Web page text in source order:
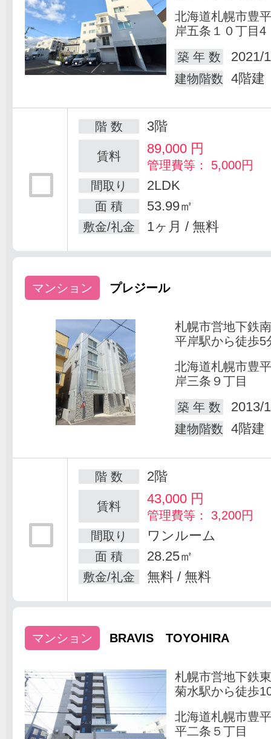
北海道札幌市豊
岸五条１０丁目4
築 年 数
2021/
建物階数 4階建
階 数 3階
賃料 89,000円
管理費等： 5,000円
間取り
2LDK
面 積 53.99㎡
敷金/礼金 1ヶ月 / 無料
マンション プレジール
札幌市営地下鉄
平岸駅から徒歩5
北海道札幌市豊
岸三条９丁目
築 年 数
2013/
建物階数 4階建
階 数 2階
賃料 43,000円
管理費等： 3,200円
間取り
ワンルーム
面 積 28.25㎡
敷金/礼金 無料 / 無料
マンション BRAVIS TOYOHIRA
札幌市営地下鉄
菊水駅から徒歩
北海道札幌市豊
平二条５丁目